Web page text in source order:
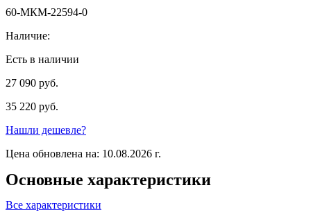
60-МКМ-22594-0
Наличие:
Есть в наличии
27 090 руб.
35 220 руб.
Нашли дешевле?
Цена обновлена на: 10.08.2026 г.
Основные характеристики
Все характеристики